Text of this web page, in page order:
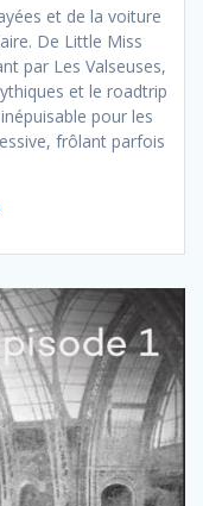
et de la voiture
De Little Miss
par Les Valseuses,
et le roadtrip
pour les
frôlant parfois